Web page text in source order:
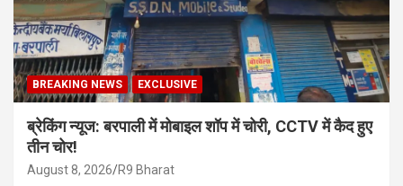
BREAKING NEWS EXCLUSIVE
ब्रेकिंग न्यूज: बरपाली में मोबाइल शॉप में चोरी, CCTV में कैद हुए
तीन चोर!
August 8, 2026 R9 Bharat